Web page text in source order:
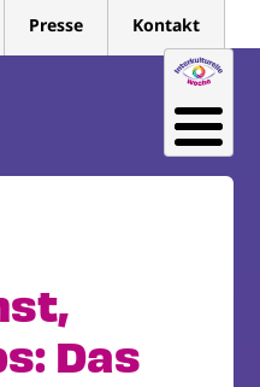
Presse Kontakt
Das